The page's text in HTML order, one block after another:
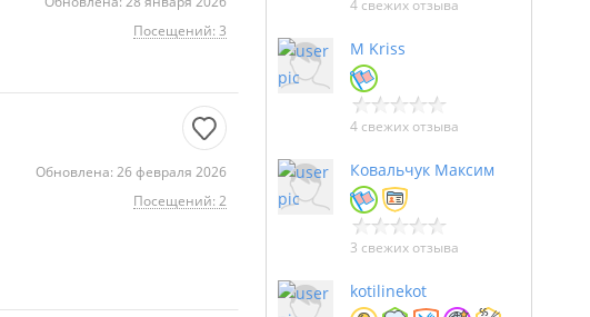
Посещений: 3
Обновлена: 26 февраля 2026
Посещений: 2
4 свежих отзыва
M Kriss
4 свежих отзыва
Ковальчук Максим
3 свежих отзыва
kotilinekot